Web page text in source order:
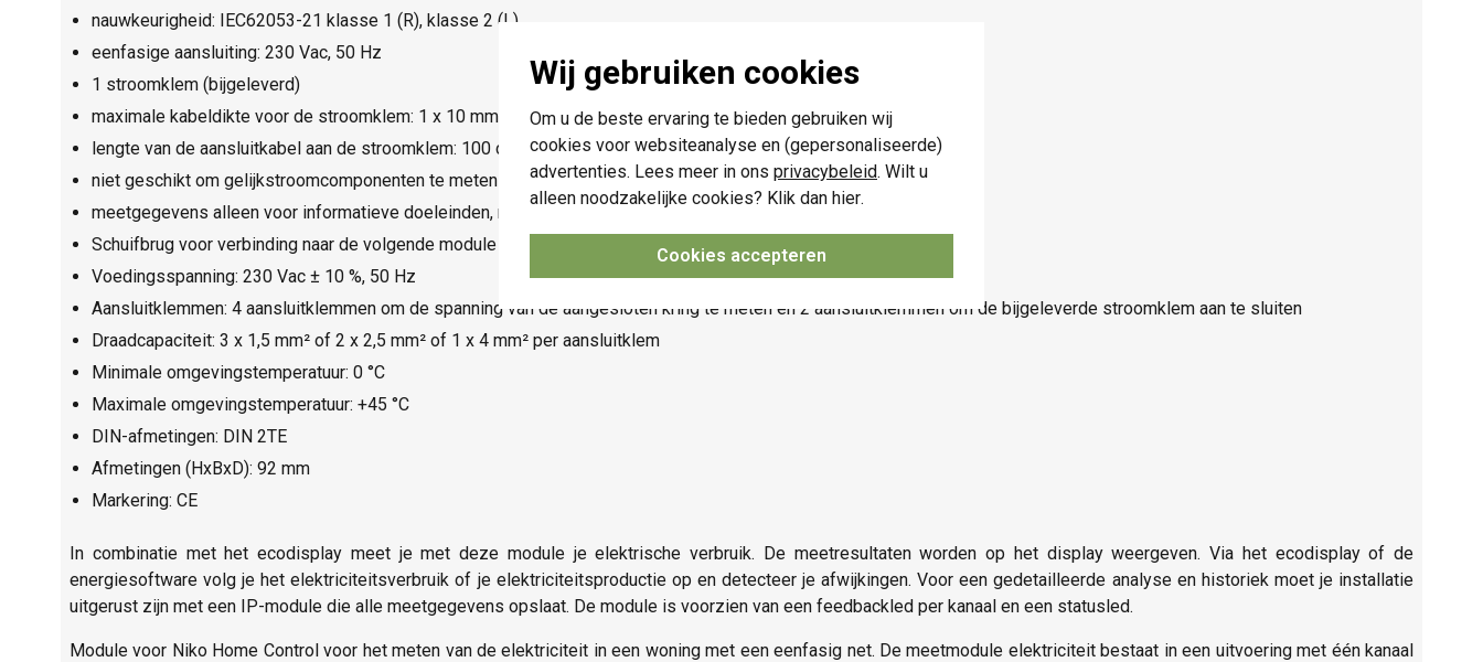
Wij gebruiken cookies
Om u de beste ervaring te bieden gebruiken wij
cookies voor websiteanalyse en (gepersonaliseerde)
advertenties. Lees meer in ons privacybeleid. Wilt u
alleen noodzakelijke cookies? Klik dan hier.
Cookies accepteren
nauwkeurigheid: IEC62053-21 klasse 1 (R), klasse 2 (L)
eenfasige aansluiting: 230 Vac, 50 Hz
1 stroomklem (bijgeleverd)
maximale kabeldikte voor de stroomklem: 1 x 10 mm² of 6 x 2,5 mm² of 9 x 1,5 mm²
lengte van de aansluitkabel aan de stroomklem: 100 cm
niet geschikt om gelijkstroomcomponenten te meten
meetgegevens alleen voor informatieve doeleinden, niet geldig voor facturatie
Schuifbrug voor verbinding naar de volgende module op de DIN-rail
Voedingsspanning: 230 Vac ± 10 %, 50 Hz
Aansluitklemmen: 4 aansluitklemmen om de spanning van de aangesloten kring te meten en 2 aansluitklemmen om de bijgeleverde stroomklem aan te sluiten
Draadcapaciteit: 3 x 1,5 mm² of 2 x 2,5 mm² of 1 x 4 mm² per aansluitklem
Minimale omgevingstemperatuur: 0 °C
Maximale omgevingstemperatuur: +45 °C
DIN-afmetingen: DIN 2TE
Afmetingen (HxBxD): 92 mm
Markering: CE
In combinatie met het ecodisplay meet je met deze module je elektrische verbruik. De meetresultaten worden op het display weergeven. Via het ecodisplay of de
energiesoftware volg je het elektriciteitsverbruik of je elektriciteitsproductie op en detecteer je afwijkingen. Voor een gedetailleerde analyse en historiek moet je installatie
uitgerust zijn met een IP-module die alle meetgegevens opslaat. De module is voorzien van een feedbackled per kanaal en een statusled.
Module voor Niko Home Control voor het meten van de elektriciteit in een woning met een eenfasig net. De meetmodule elektriciteit bestaat in een uitvoering met één kanaal